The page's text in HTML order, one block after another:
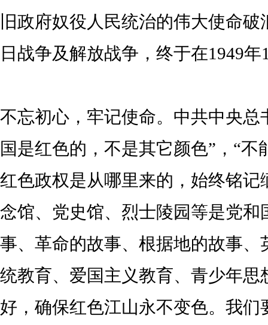
旧政府奴役人民统治的伟大使命
日战争及解放战争，终于在1949
不忘初心，牢记使命。中共中央
国是红色的，不是其它颜色”，“
红色政权是从哪里来的，始终铭
念馆、党史馆、烈士陵园等是党
事、革命的故事、根据地的故事
统教育、爱国主义教育、青少年
好，确保红色江山永不变色。我